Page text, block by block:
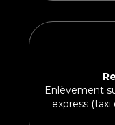
Enlèvement
express